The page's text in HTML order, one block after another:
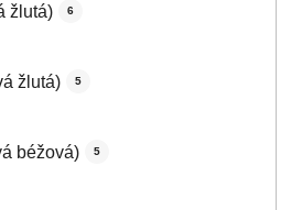
žlutá) 6
žlutá) 5
béžová) 5